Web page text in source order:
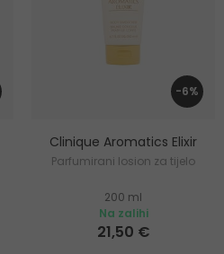
-6%
Clinique Aromatics Elixir
Parfumirani losion za tijelo
200 ml
Na zalihi
21,50 €